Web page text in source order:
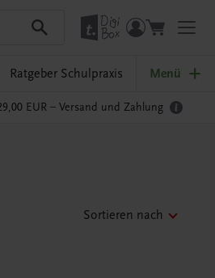
Ratgeber Schulpraxis Menü
EUR – Versand und Zahlung
Sortieren nach